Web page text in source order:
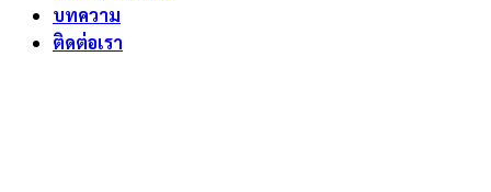
บทความ
ติดต่อเรา